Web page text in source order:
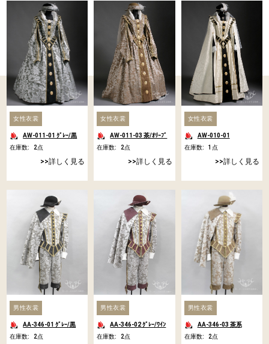
女性衣裳
AW-011-01 ｸﾞﾚｰ/黒
在庫数:
2点
詳しく見る
女性衣裳
AW-011-03 茶/ｵﾘｰﾌﾞ
在庫数:
2点
詳しく見る
女性衣裳
AW-010-01
在庫数:
1 点
詳しく見る
男性衣裳
AA-346-01 ｸﾞﾚｰ/黒
在庫数:
2点
男性衣裳
AA-346-02 ｸﾞﾚｰ/ﾜｲﾝ
在庫数:
2点
男性衣裳
AA-346-03 茶系
在庫数:
2点